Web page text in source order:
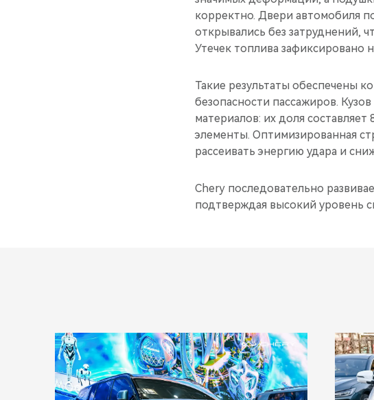
корректно. Двери автомобиля
открывались без затруднений,
Утечек топлива зафиксировано
Такие результаты обеспечены
безопасности пассажиров.
материалов: их доля
элементы. Оптимизированная
рассеивать энергию удара и
Chery последовательно
подтверждая высокий уровень